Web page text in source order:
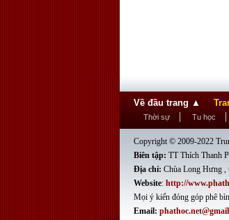
Về đầu trang ▲
Thời sự Tu học
Copyright © 2009-2022
Biên tập: TT Thích Thanh
Địa chỉ: Chùa Long Hưng ,
Website: http://
Mọi ý kiến đóng góp phê
Email: